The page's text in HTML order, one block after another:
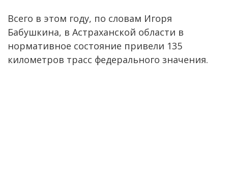
Всего в этом году, по словам Игоря
Бабушкина, в Астраханской области в
нормативное состояние привели 135
километров трасс федерального значения.